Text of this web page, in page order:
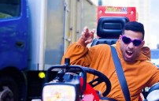
회사 정보
도쿄 시나가와 #1
도쿄 아키하바라#2